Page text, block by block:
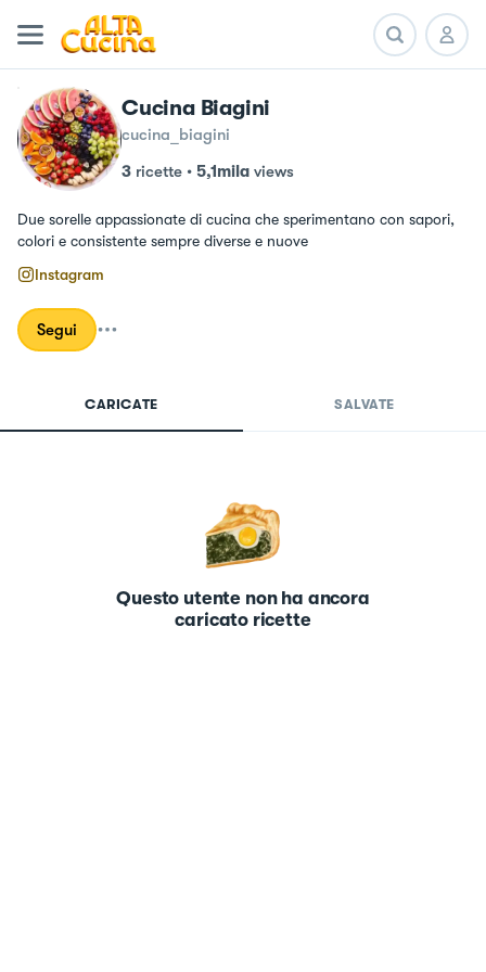
Cucina Biagini
cucina_biagini
3 ricette • 5,1mila views
Due sorelle appassionate di cucina che sperimentano con sapori,
colori e consistente sempre diverse e nuove
Instagram
Segui
CARICATE SALVATE
Questo utente non ha ancora
caricato ricette